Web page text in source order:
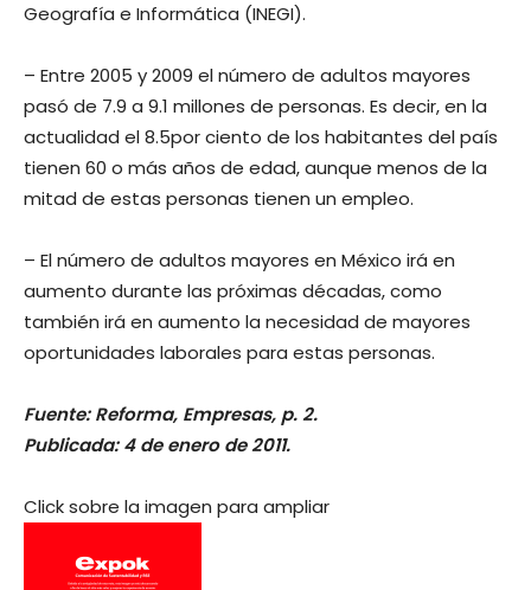
Geografía e Informática (INEGI).
– Entre 2005 y 2009 el número de adultos mayores
pasó de 7.9 a 9.1 millones de personas. Es decir, en la
actualidad el 8.5por ciento de los habitantes del país
tienen 60 o más años de edad, aunque menos de la
mitad de estas personas tienen un empleo.
– El número de adultos mayores en México irá en
aumento durante las próximas décadas, como
también irá en aumento la necesidad de mayores
oportunidades laborales para estas personas.
Fuente: Reforma, Empresas, p. 2.
Publicada: 4 de enero de 2011.
Click sobre la imagen para ampliar